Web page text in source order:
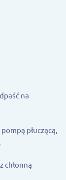
na
płuczącą,
chłonną